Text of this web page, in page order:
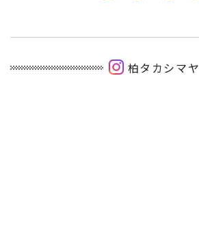
柏タカシマヤ